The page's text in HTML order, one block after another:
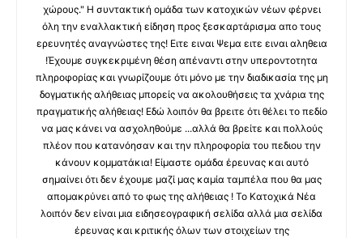
χώρους." Η συντακτική ομάδα των κατοχικών νέων φέρνει
όλη την εναλλακτική είδηση προς ξεσκαρτάρισμα απο τους
ερευνητές αναγνώστες της! Ειτε ειναι Ψεμα ειτε ειναι αληθεια
!Έχουμε συγκεκριμένη θέση απέναντι στην υπεροντοτητα
πληροφορίας και γνωρίζουμε ότι μόνο με την διαδικασία της μη
δογματικής αλήθειας μπορείς να ακολουθήσεις τα χνάρια της
πραγματικής αλήθειας! Εδώ λοιπόν θα βρειτε ότι θέλει το πεδίο
να μας κάνει να ασχοληθούμε ...αλλά θα βρείτε και πολλούς
πλέον που κατανόησαν και την πληροφορία του πεδιου την
κάνουν κομματάκια! Είμαστε ομάδα έρευνας και αυτό
σημαίνει ότι δεν έχουμε μαζί μας καμία ταμπέλα που θα μας
απομακρύνει από το φως της αλήθειας ! Το Κατοχικά Νέα
λοιπόν δεν είναι μια ειδησεογραφική σελίδα αλλά μια σελίδα
έρευνας και κριτικής όλων των στοιχείων της